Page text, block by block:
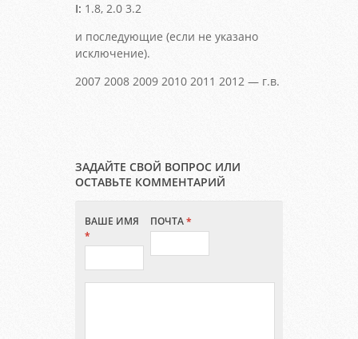
I: 1.8, 2.0 3.2
и последующие (если не указано
исключение).
2007 2008 2009 2010 2011 2012 — г.в.
ЗАДАЙТЕ СВОЙ ВОПРОС ИЛИ
ОСТАВЬТЕ КОММЕНТАРИЙ
ВАШЕ ИМЯ
*
ПОЧТА*